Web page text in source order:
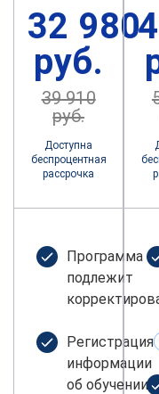
32 980
руб.
39 910
руб.
Доступна
беспроцентная
рассрочка
Программа
подлежит
Регистрация
информации
об обучении